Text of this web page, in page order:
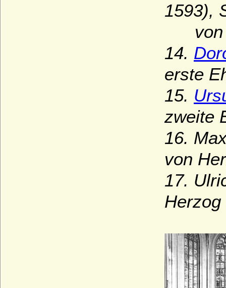
1593),
von
14.
erste
15.
zweite
16.
von
17.